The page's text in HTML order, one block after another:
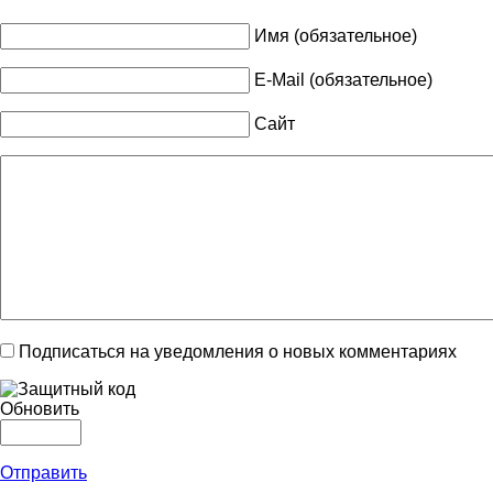
Имя (обязательное)
E-Mail (обязательное)
Сайт
Подписаться на уведомления о новых комментариях
Обновить
Отправить